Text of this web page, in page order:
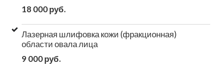
18 000 руб.
Лазерная шлифовка кожи (фракционная)
области овала лица
9 000 руб.